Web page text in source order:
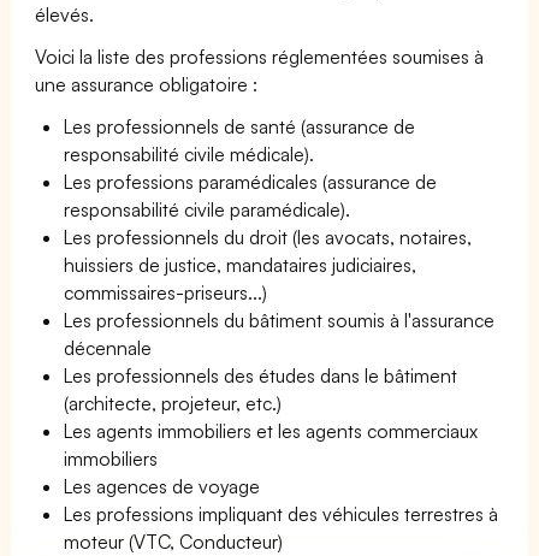
élevés.
Voici la liste des professions réglementées soumises à
une assurance obligatoire :
Les professionnels de santé (assurance de
responsabilité civile médicale).
Les professions paramédicales (assurance de
responsabilité civile paramédicale).
Les professionnels du droit (les avocats, notaires,
huissiers de justice, mandataires judiciaires,
commissaires-priseurs...)
Les professionnels du bâtiment soumis à l'assurance
décennale
Les professionnels des études dans le bâtiment
(architecte, projeteur, etc.)
Les agents immobiliers et les agents commerciaux
immobiliers
Les agences de voyage
Les professions impliquant des véhicules terrestres à
moteur (VTC, Conducteur)